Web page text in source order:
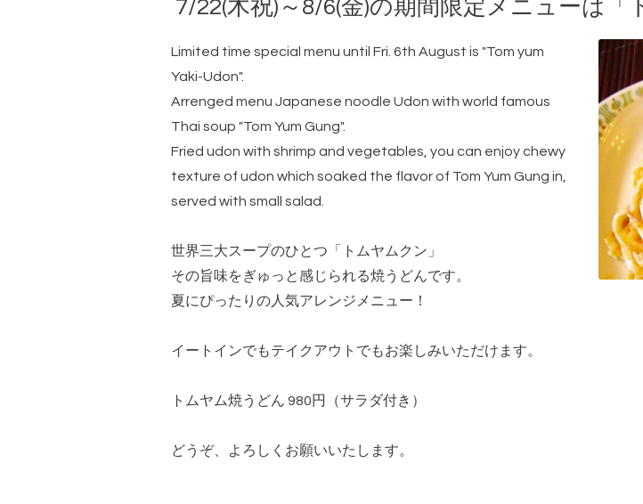
7/22(木祝)～8/6(金)の期間限定メニューは
Limited time special menu until Fri. 6th August is "Tom yum
Yaki-Udon".
Arrenged menu Japanese noodle Udon with world famous
Thai soup "Tom Yum Gung".
Fried udon with shrimp and vegetables, you can enjoy chewy
texture of udon which soaked the flavor of Tom Yum Gung in,
served with small salad.
世界三大スープのひとつ「トムヤムクン」
その旨味をぎゅっと感じられる焼うどんです。
夏にぴったりの人気アレンジメニュー！
イートインでもテイクアウトでもお楽しみいただけます。
トムヤム焼うどん 980円（サラダ付き）
どうぞ、よろしくお願いいたします。